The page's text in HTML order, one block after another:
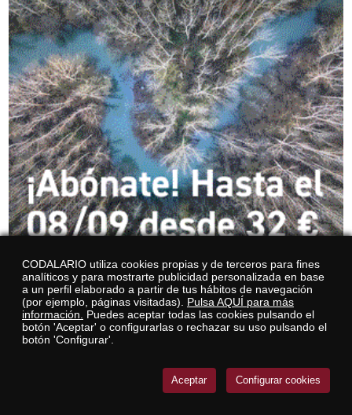
CODALARIO utiliza cookies propias y de terceros para fines
analíticos y para mostrarte publicidad personalizada en base
a un perfil elaborado a partir de tus hábitos de navegación
(por ejemplo, páginas visitadas). Pulsa AQUÍ para más
información.
Puedes aceptar todas las cookies pulsando el
botón 'Aceptar' o configurarlas o rechazar su uso pulsando el
botón 'Configurar'.
Aceptar Configurar cookies